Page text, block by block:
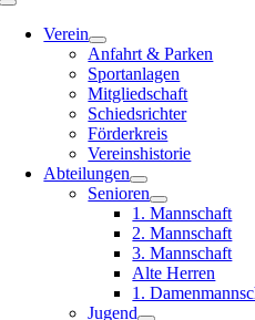
Toggle
NavigationVerein
Anfahrt & Parken
Sportanlagen
Mitgliedschaft
Schiedsrichter
Förderkreis
Vereinshistorie
Abteilungen
Senioren
1. Mannschaft
2. Mannschaft
3. Mannschaft
Alte Herren
1.
Jugend